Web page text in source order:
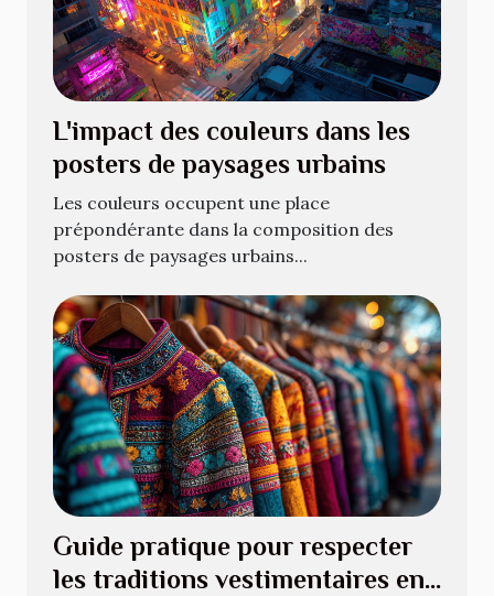
L'impact des couleurs dans les
posters de paysages urbains
Les couleurs occupent une place
prépondérante dans la composition des
posters de paysages urbains...
Guide pratique pour respecter
les traditions vestimentaires en